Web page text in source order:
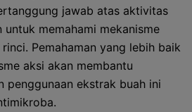
jawab atas aktivitas
memahami mekanisme
Pemahaman yang lebih baik
aksi akan membantu
penggunaan ekstrak buah ini